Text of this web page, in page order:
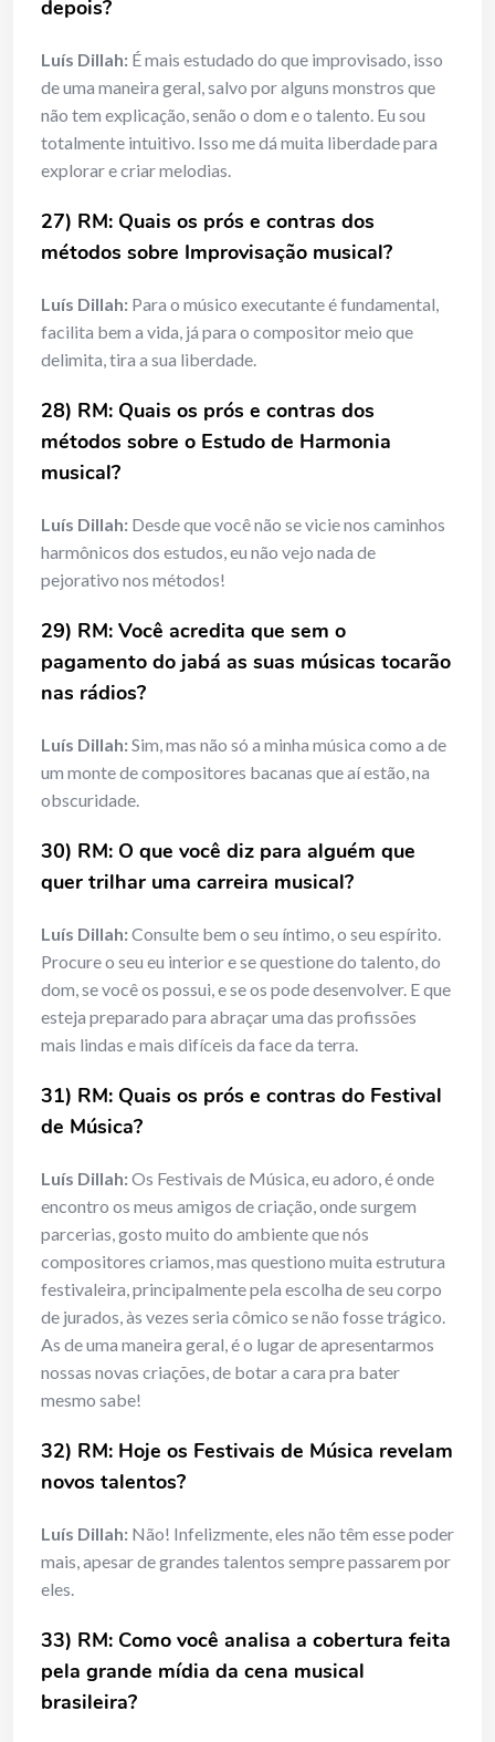
depois?
Luís Dillah: É mais estudado do que improvisado, isso
de uma maneira geral, salvo por alguns monstros que
não tem explicação, senão o dom e o talento. Eu sou
totalmente intuitivo. Isso me dá muita liberdade para
explorar e criar melodias.
27) RM: Quais os prós e contras dos
métodos sobre Improvisação musical?
Luís Dillah: Para o músico executante é fundamental,
facilita bem a vida, já para o compositor meio que
delimita, tira a sua liberdade.
28) RM: Quais os prós e contras dos
métodos sobre o Estudo de Harmonia
musical?
Luís Dillah: Desde que você não se vicie nos caminhos
harmônicos dos estudos, eu não vejo nada de
pejorativo nos métodos!
29) RM: Você acredita que sem o
pagamento do jabá as suas músicas tocarão
nas rádios?
Luís Dillah:Sim, mas não só a minha música como a de
um monte de compositores bacanas que aí estão, na
obscuridade.
30) RM: O que você diz para alguém que
quer trilhar uma carreira musical?
Luís Dillah:Consulte bem o seu íntimo, o seu espírito.
Procure o seu eu interior e se questione do talento, do
dom, se você os possui, e se os pode desenvolver. E que
esteja preparado para abraçar uma das profissões
mais lindas e mais difíceis da face da terra.
31) RM: Quais os prós e contras do Festival
de Música?
Luís Dillah:Os Festivais de Música, eu adoro, é onde
encontro os meus amigos de criação, onde surgem
parcerias, gosto muito do ambiente que nós
compositores criamos, mas questiono muita estrutura
festivaleira, principalmente pela escolha de seu corpo
de jurados, às vezes seria cômico se não fosse trágico.
As de uma maneira geral, é o lugar de apresentarmos
nossas novas criações, de botar a cara pra bater
mesmo sabe!
32) RM: Hoje os Festivais de Música revelam
novos talentos?
Luís Dillah: Não! Infelizmente, eles não têm esse poder
mais, apesar de grandes talentos sempre passarem por
eles.
33) RM: Como você analisa a cobertura feita
pela grande mídia da cena musical
brasileira?